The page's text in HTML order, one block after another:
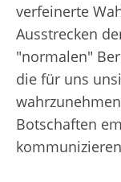
verfeinerte
Ausstrecken
"normalen"
die für uns
Botschaften